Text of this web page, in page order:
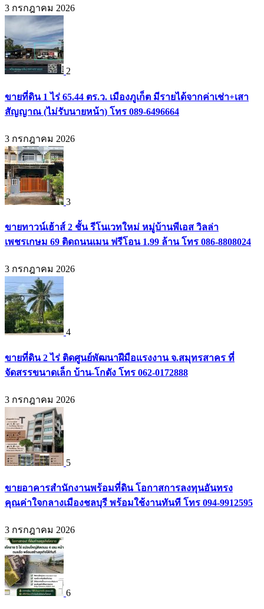
3 กรกฎาคม 2026
2
ขายที่ดิน 1 ไร่ 65.44 ตร.ว. เมืองภูเก็ต มีรายได้จากค่าเช่า+เสา
สัญญาณ (ไม่รับนายหน้า) โทร 089-6496664
3 กรกฎาคม 2026
3
ขายทาวน์เฮ้าส์ 2 ชั้น รีโนเวทใหม่ หมู่บ้านพีเอส วิลล่า
เพชรเกษม 69 ติดถนนเมน ฟรีโอน 1.99 ล้าน โทร 086-8808024
3 กรกฎาคม 2026
4
ขายที่ดิน 2 ไร่ ติดศูนย์พัฒนาฝีมือแรงงาน จ.สมุทรสาคร ที่
จัดสรรขนาดเล็ก บ้าน-โกดัง โทร 062-0172888
3 กรกฎาคม 2026
5
ขายอาคารสำนักงานพร้อมที่ดิน โอกาสการลงทุนอันทรง
คุณค่าใจกลางเมืองชลบุรี พร้อมใช้งานทันที โทร 094-9912595
3 กรกฎาคม 2026
6